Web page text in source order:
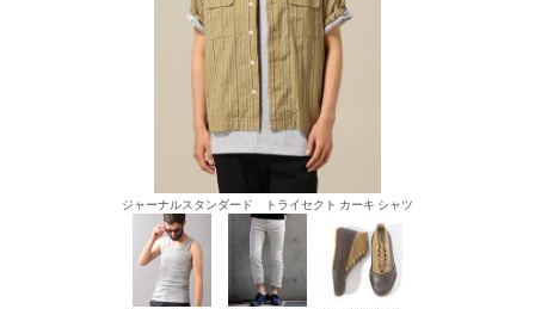
ジャーナルスタンダード トライセクト カーキ シャツ